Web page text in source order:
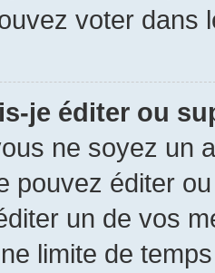
voter dans
je éditer ou
ne soyez un
pouvez éditer
un de vos
limite de